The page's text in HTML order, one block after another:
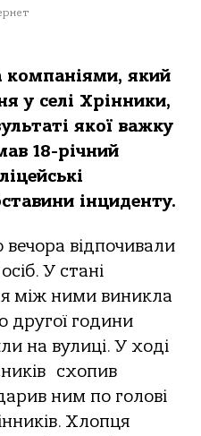
який
у селі Хрінники,
якої важку
18-річний
інциденту.
відпочивали
У стані
між ними виникла
другої години
на вулиці. У ході
схопив
ним по голові
Хлопця